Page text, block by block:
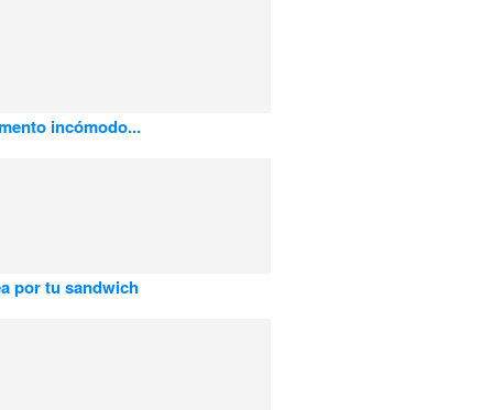
incómodo...
por tu sandwich